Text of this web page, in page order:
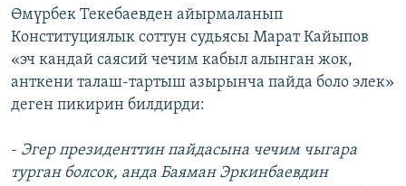
Өмүрбек Текебаевден айырмаланып
Конституциялык соттун судьясы Марат Кайыпов
«эч кандай саясий чечим кабыл алынган жок,
анткени талаш-тартыш азырынча пайда боло элек»
деген пикирин билдирди:
- Эгер президенттин пайдасына чечим чыгара
турган болсок, анда Баяман Эркинбаевдин